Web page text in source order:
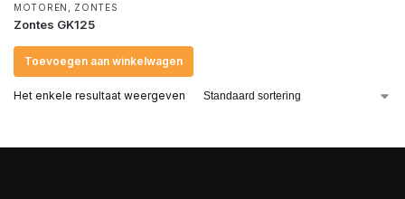
MOTOREN ZONTES
Zontes GK125
Toevoegen aan winkelwagen
Het enkele resultaat weergeven